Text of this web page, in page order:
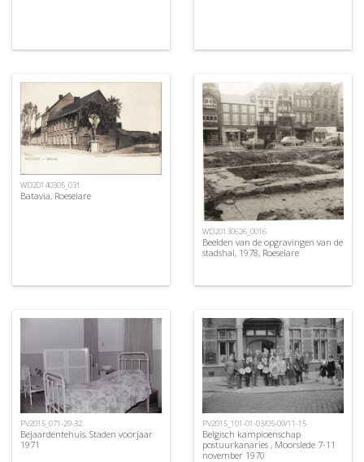
WD20140305_031
Batavia, Roeselare
WD20130626_0016
Beelden van de opgravingen van de
stadshal, 1978, Roeselare
PV2015_071-29-32
Bejaardentehuis, Staden voorjaar
1971
PV2015_101-01-03/05-09/11-15
Belgisch kampioenschap
postuurkanaries , Moorslede 7-11
november 1970